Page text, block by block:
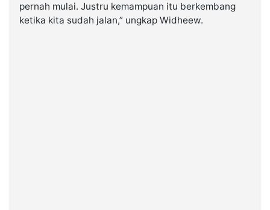
pernah mulai. Justru kemampuan itu berkembang
ketika kita sudah jalan,” ungkap Widheew.